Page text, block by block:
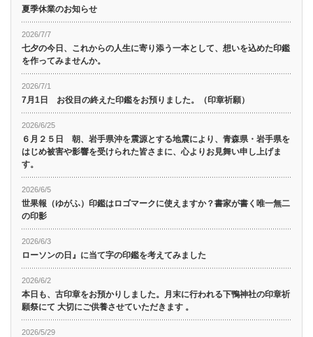
夏季休業のお知らせ
2026/7/7
七夕の今日、これからの人生に寄り添う一本として、想いを込めた印鑑
を作ってみませんか。
2026/7/1
7月1日 お役目の終えた印鑑をお預りました。（印章祈願）
2026/6/25
６月２５日 朝、岩手県沖を震源とする地震により、青森県・岩手県を
はじめ被害や影響を受けられた皆さまに、心よりお見舞い申し上げま
す。
2026/6/5
世果報（ゆがふ）印鑑はロゴマークに使えますか？書家が書く唯一無二
の印影
2026/6/3
ローソンの日』に当て字の印鑑を考えてみました
2026/6/2
本日も、古印章をお預かりしました。月末に行われる下鴨神社の印章祈
願祭にて 大切にご供養させていただきます 。
2026/5/29